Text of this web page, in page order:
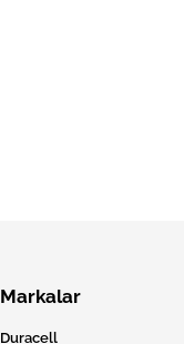
Markalar
Duracell